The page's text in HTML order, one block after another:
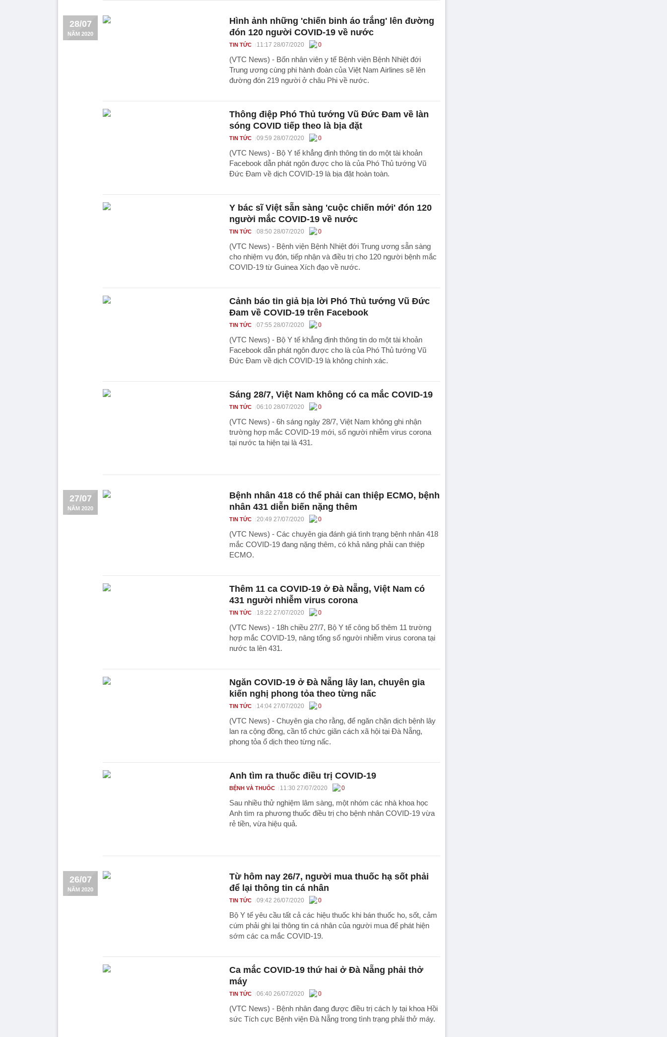
28/07
NĂM 2020
Hình ảnh những 'chiến binh áo trắng' lên đường
đón 120 người COVID-19 về nước
TIN TỨC 11:17 28/07/2020 0
(VTC News) - Bốn nhân viên y tế Bệnh viện Bệnh Nhiệt đới
Trung ương cùng phi hành đoàn của Việt Nam Airlines sẽ lên
đường đón 219 người ở châu Phi về nước.
Thông điệp Phó Thủ tướng Vũ Đức Đam về làn
sóng COVID tiếp theo là bịa đặt
TIN TỨC 09:59 28/07/2020 0
(VTC News) - Bộ Y tế khẳng định thông tin do một tài khoản
Facebook dẫn phát ngôn được cho là của Phó Thủ tướng Vũ
Đức Đam về dịch COVID-19 là bịa đặt hoàn toàn.
Y bác sĩ Việt sẵn sàng 'cuộc chiến mới' đón 120
người mắc COVID-19 về nước
TIN TỨC 08:50 28/07/2020 0
(VTC News) - Bệnh viện Bệnh Nhiệt đới Trung ương sẵn sàng
cho nhiệm vụ đón, tiếp nhận và điều trị cho 120 người bệnh mắc
COVID-19 từ Guinea Xích đạo về nước.
Cảnh báo tin giả bịa lời Phó Thủ tướng Vũ Đức
Đam về COVID-19 trên Facebook
TIN TỨC 07:55 28/07/2020 0
(VTC News) - Bộ Y tế khẳng định thông tin do một tài khoản
Facebook dẫn phát ngôn được cho là của Phó Thủ tướng Vũ
Đức Đam về dịch COVID-19 là không chính xác.
Sáng 28/7, Việt Nam không có ca mắc COVID-19
TIN TỨC 06:10 28/07/2020 0
(VTC News) - 6h sáng ngày 28/7, Việt Nam không ghi nhận
trường hợp mắc COVID-19 mới, số người nhiễm virus corona
tại nước ta hiện tại là 431.
27/07
NĂM 2020
Bệnh nhân 418 có thể phải can thiệp ECMO, bệnh
nhân 431 diễn biến nặng thêm
TIN TỨC 20:49 27/07/2020 0
(VTC News) - Các chuyên gia đánh giá tình trạng bệnh nhân 418
mắc COVID-19 đang nặng thêm, có khả năng phải can thiệp
ECMO.
Thêm 11 ca COVID-19 ở Đà Nẵng, Việt Nam có
431 người nhiễm virus corona
TIN TỨC 18:22 27/07/2020 0
(VTC News) - 18h chiều 27/7, Bộ Y tế công bố thêm 11 trường
hợp mắc COVID-19, nâng tổng số người nhiễm virus corona tại
nước ta lên 431.
Ngăn COVID-19 ở Đà Nẵng lây lan, chuyên gia
kiến nghị phong tỏa theo từng nấc
TIN TỨC 14:04 27/07/2020 0
(VTC News) - Chuyên gia cho rằng, để ngăn chặn dịch bệnh lây
lan ra cộng đồng, cần tổ chức giãn cách xã hội tại Đà Nẵng,
phong tỏa ổ dịch theo từng nấc.
Anh tìm ra thuốc điều trị COVID-19
BỆNH VÀ THUỐC 11:30 27/07/2020 0
Sau nhiều thử nghiệm lâm sàng, một nhóm các nhà khoa học
Anh tìm ra phương thuốc điều trị cho bệnh nhân COVID-19 vừa
rẻ tiền, vừa hiệu quả.
26/07
NĂM 2020
Từ hôm nay 26/7, người mua thuốc hạ sốt phải
để lại thông tin cá nhân
TIN TỨC 09:42 26/07/2020 0
Bộ Y tế yêu cầu tất cả các hiệu thuốc khi bán thuốc ho, sốt, cảm
cúm phải ghi lại thông tin cá nhân của người mua để phát hiện
sớm các ca mắc COVID-19.
Ca mắc COVID-19 thứ hai ở Đà Nẵng phải thở
máy
TIN TỨC 06:40 26/07/2020 0
(VTC News) - Bệnh nhân đang được điều trị cách ly tại khoa Hồi
sức Tích cực Bệnh viện Đà Nẵng trong tình trạng phải thở máy.